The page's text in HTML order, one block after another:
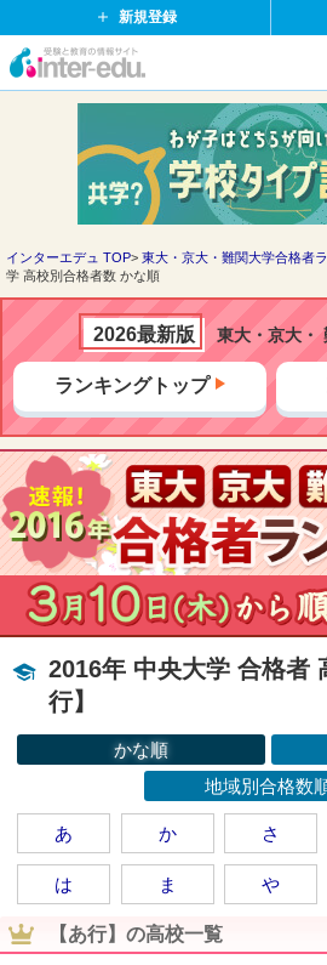
新規登録
イ
ド
ッ
ト
インターエデュ TOP 東大・京大・難関大学合格者
学 高校別合格者数 かな順
2026最新版 東大・京大・
ランキングトップ
2016年 中央大学 合格者
行】
かな順
地域別合格数
あ か さ
は ま や
【あ行】の高校一覧